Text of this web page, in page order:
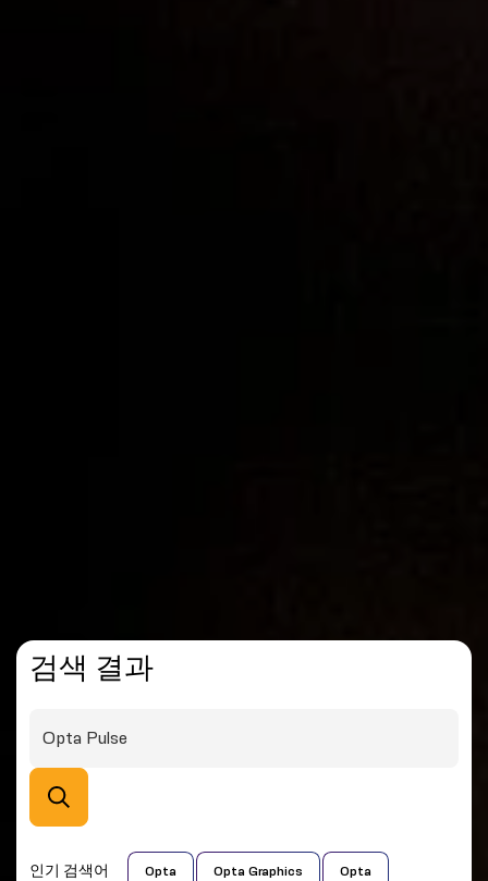
검색 결과
인기 검색어 Opta Opta Graphics Opta